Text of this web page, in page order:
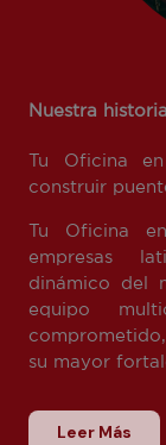
Nuestra
Tu Oficina
construir
Tu Oficina
empresas
dinámico del
equipo
su mayor
Leer Más